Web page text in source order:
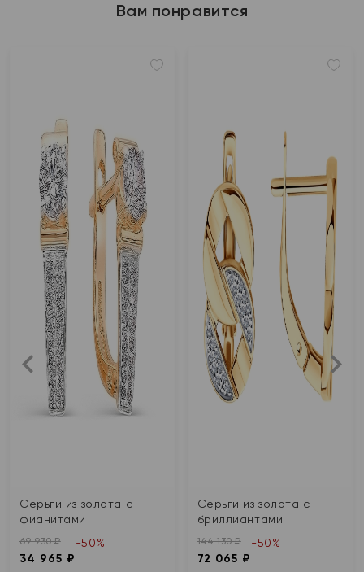
Вам понравится
Серьги из золота с
фианитами
69 930 ₽
34 965 ₽
-50%
Серьги из золота с
бриллиантами
144 130 ₽
72 065 ₽
-50%